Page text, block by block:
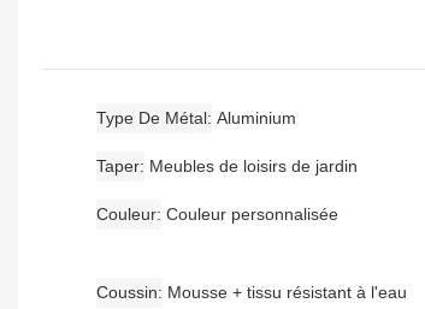
Type De Métal Aluminium
Taper Meubles de loisirs de jardin
Couleur Couleur personnalisée
Coussin Mousse + tissu résistant à l'eau